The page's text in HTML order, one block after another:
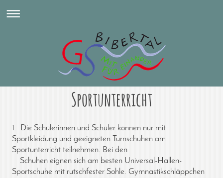
Sportunterricht
1. Die Schülerinnen und Schüler können nur mit
Sportkleidung und geeigneten Turnschuhen am
Sportunterricht teilnehmen. Bei den
Schuhen eignen sich am besten Universal-Hallen-
Sportschuhe mit rutschfester Sohle. Gymnastikschläppchen